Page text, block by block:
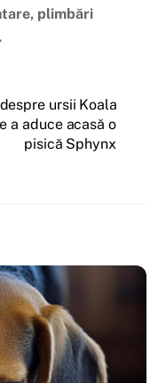
plimbări
ursii Koala
a aduce acasă o
pisică Sphynx